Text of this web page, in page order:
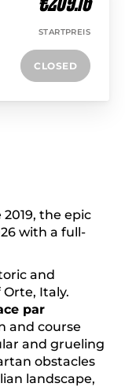
STARTPREIS
CLOSED
the epic
with a full-
and
Italy.
par
and course
and grueling
obstacles
landscape,